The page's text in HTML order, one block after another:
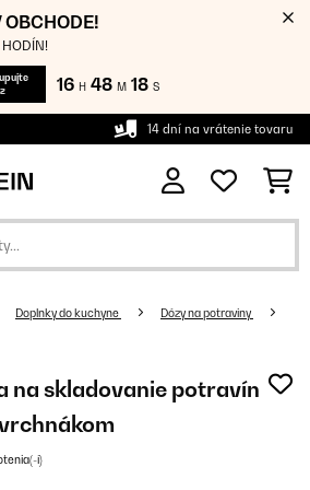
OBCHODE!
16 H 48 M 18 S
14 dní na vrátenie tovaru
Doplnky do kuchyne Dózy na potraviny
na skladovanie potravín
í)